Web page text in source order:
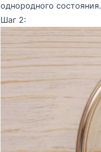
однородного состояния.
Шаг 2: